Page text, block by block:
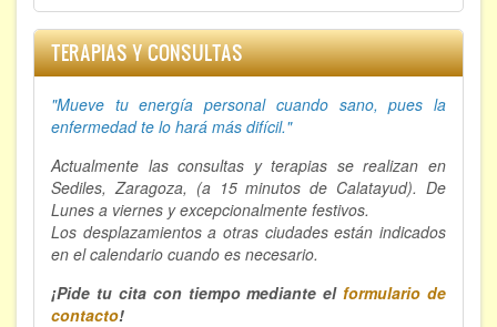
TERAPIAS Y CONSULTAS
"Mueve tu energía personal cuando sano, pues la
enfermedad te lo hará más difícil."
Actualmente las consultas y terapias se realizan en
Sediles, Zaragoza, (a 15 minutos de Calatayud). De
Lunes a viernes y excepcionalmente festivos.
Los desplazamientos a otras ciudades están indicados
en el calendario cuando es necesario.
¡Pide tu cita con tiempo mediante el formulario de
contacto!